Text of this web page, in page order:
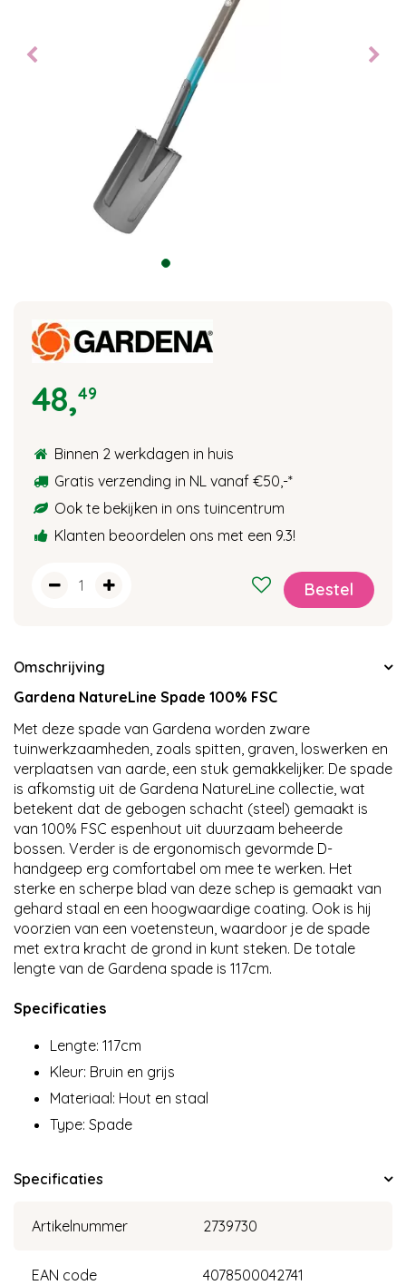
48,49
Binnen 2 werkdagen in huis
Gratis verzending in NL vanaf €50,-*
Ook te bekijken in ons tuincentrum
Klanten beoordelen ons met een 9.3!
Omschrijving
Gardena NatureLine Spade 100% FSC
Met deze spade van Gardena worden zware
tuinwerkzaamheden, zoals spitten, graven, loswerken en
verplaatsen van aarde, een stuk gemakkelijker. De spade
is afkomstig uit de Gardena NatureLine collectie, wat
betekent dat de gebogen schacht (steel) gemaakt is
van 100% FSC espenhout uit duurzaam beheerde
bossen. Verder is de ergonomisch gevormde D-
handgeep erg comfortabel om mee te werken. Het
sterke en scherpe blad van deze schep is gemaakt van
gehard staal en een hoogwaardige coating. Ook is hij
voorzien van een voetensteun, waardoor je de spade
met extra kracht de grond in kunt steken. De totale
lengte van de Gardena spade is 117cm.
Specificaties
Lengte: 117cm
Kleur: Bruin en grijs
Materiaal: Hout en staal
Type: Spade
Specificaties
Artikelnummer 2739730
EAN code 4078500042741